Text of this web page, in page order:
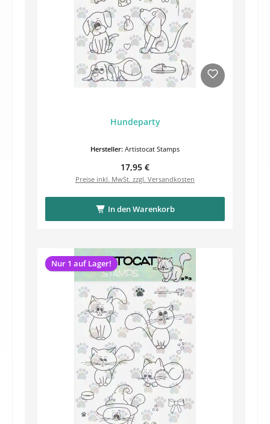
Hundeparty
Hersteller: Artistocat Stamps
Regulärer Preis:
17,95 €
Preise inkl. MwSt. zzgl. Versandkosten
In den Warenkorb
Nur 1 auf Lager!